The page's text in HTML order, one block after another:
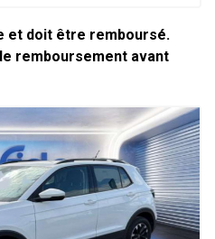
et doit être remboursé.
remboursement avant